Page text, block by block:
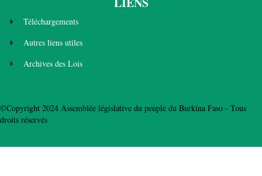
Téléchargements
Autres liens utiles
Archives des Lois
©Copyright 2024 Assemblée législative du peuple du Burkina Faso - Tous
droits réservés